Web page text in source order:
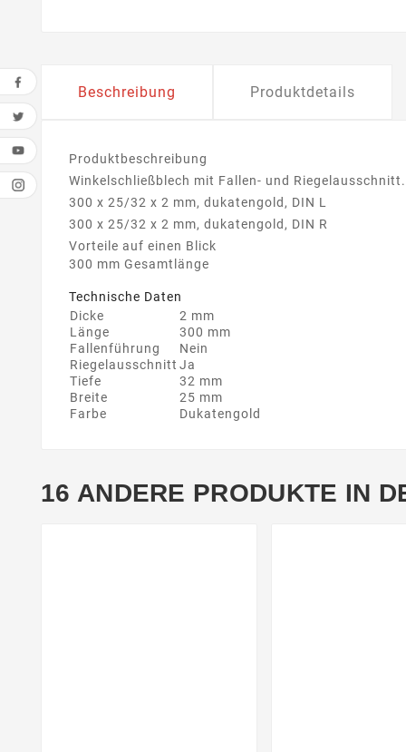
Beschreibung Produktdetails
Produktbeschreibung
Winkelschließblech mit Fallen- und Riegelausschnitt.
300 x 25/32 x 2 mm, dukatengold, DIN L
300 x 25/32 x 2 mm, dukatengold, DIN R
Vorteile auf einen Blick
300 mm Gesamtlänge
Technische Daten
Dicke
2 mm
Länge
300 mm
Fallenführung
Nein
Riegelausschnitt Ja
Tiefe
32 mm
Breite
25 mm
Farbe
Dukatengold
16 ANDERE PRODUKTE IN